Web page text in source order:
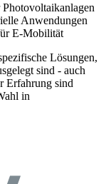
Anwendungen
E-Mobilität
Lösungen,
sind - auch
Erfahrung sind
in